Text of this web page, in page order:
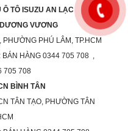
Ô TÔ ISUZU AN LẠC
VƯƠNG
PHÚ LÂM, TP.HCM
: BÁN HÀNG 0344 705 708 ,
705 708
BÌNH TÂN
TÂN TẠO, PHƯỜNG TÂN